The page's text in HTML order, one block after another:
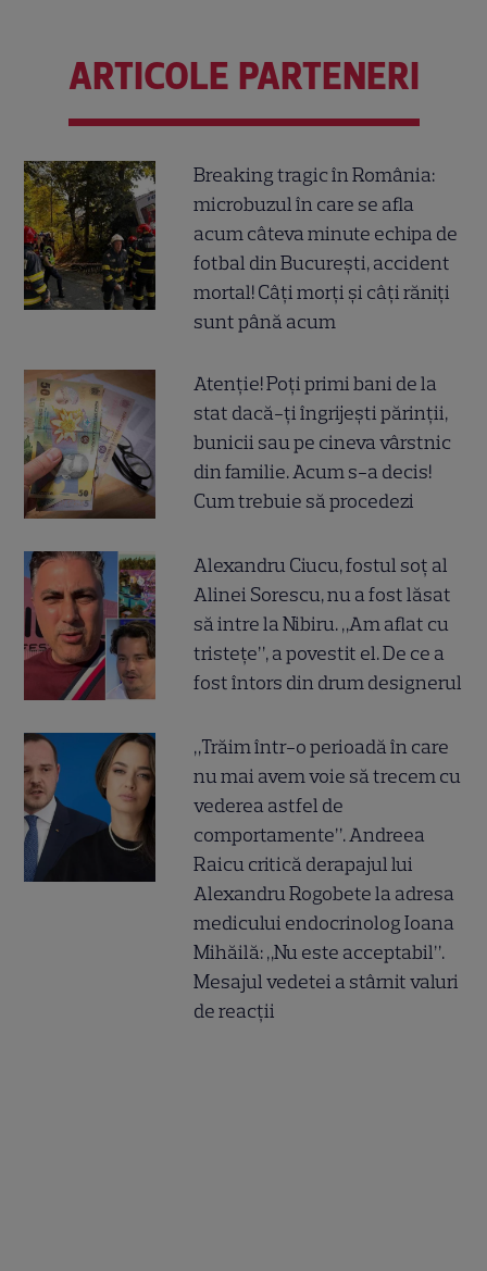
ARTICOLE PARTENERI
Breaking tragic în România:
microbuzul în care se afla
acum câteva minute echipa de
fotbal din București, accident
mortal! Câți morți și câți răniți
sunt până acum
Atenție! Poți primi bani de la
stat dacă-ți îngrijești părinții,
bunicii sau pe cineva vârstnic
din familie. Acum s-a decis!
Cum trebuie să procedezi
Alexandru Ciucu, fostul soț al
Alinei Sorescu, nu a fost lăsat
să intre la Nibiru. „Am aflat cu
tristețe”, a povestit el. De ce a
fost întors din drum designerul
„Trăim într-o perioadă în care
nu mai avem voie să trecem cu
vederea astfel de
comportamente”. Andreea
Raicu critică derapajul lui
Alexandru Rogobete la adresa
medicului endocrinolog Ioana
Mihăilă: „Nu este acceptabil”.
Mesajul vedetei a stârnit valuri
de reacții